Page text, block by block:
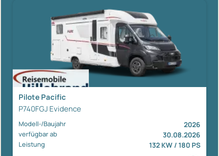
Pilote Pacific
P740FGJ Evidence
Modell-/Baujahr 2026
verfügbar ab 30.08.2026
Leistung 132 KW / 180 PS